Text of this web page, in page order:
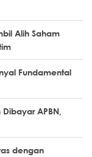
Alih Saham
Fundamental
APBN,
dengan